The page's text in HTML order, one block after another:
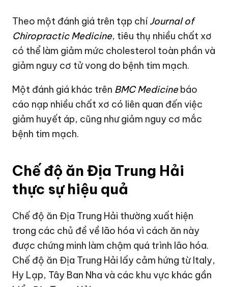
Theo một đánh giá trên tạp chíJournal of
Chiropractic Medicine, tiêu thụ nhiều chất xơ
có thể làm giảm mức cholesterol toàn phần và
giảm nguy cơ tử vong do bệnh tim mạch.
Một đánh giá khác trên BMC Medicinebáo
cáo nạp nhiều chất xơ có liên quan đến việc
giảm huyết áp, cũng như giảm nguy cơ mắc
bệnh tim mạch.
Chế độ ăn Địa Trung Hải
thực sự hiệu quả
Chế độ ăn Địa Trung Hải thường xuất hiện
trong các chủ đề về lão hóa vì cách ăn này
được chứng minh làm chậm quá trình lão hóa.
Chế độ ăn Địa Trung Hải lấy cảm hứng từ Italy,
Hy Lạp, Tây Ban Nha và các khu vực khác gần